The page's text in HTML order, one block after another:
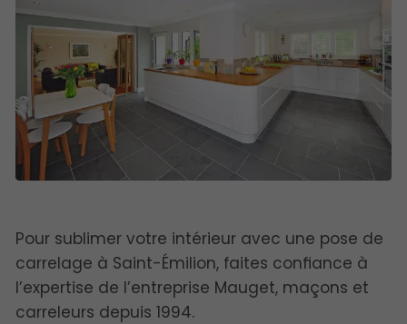
Pour sublimer votre intérieur avec une pose de
carrelage à Saint-Émilion, faites confiance à
l’expertise de l’entreprise Mauget, maçons et
carreleurs depuis 1994.